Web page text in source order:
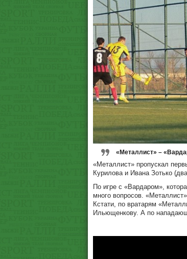
«Металлист» –
«Металлист» пропускал
Курилова и Ивана Зотько
По игре с «Вардаром»,
много вопросов.
Кстати, по вратарям
Ильющенкову. А по